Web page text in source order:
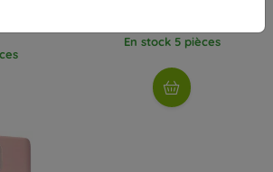
En stock 5 pièces